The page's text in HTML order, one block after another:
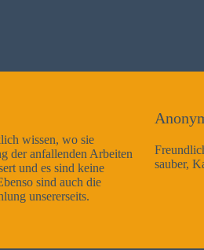
Freundliche Mitarbeiter,
sauber, Kann ich nur weiterempfehlen